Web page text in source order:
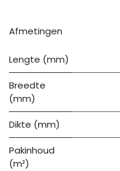
Afmetingen
Lengte (mm)
Breedte
(mm)
Dikte (mm)
Pakinhoud
(m²)